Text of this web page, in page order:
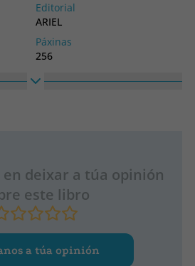
Editorial
ARIEL
Páxinas
256
Idioma
deixar a túa opinión
este libro
a túa opinión